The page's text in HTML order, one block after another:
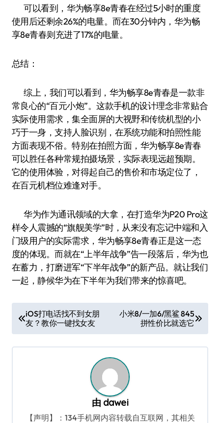
可以看到，华为畅享8e青春在经过5小时的重度
使用后还剩余26%的电量。而在30分钟内，华为畅
享8e青春则充进了17%的电量。
总结：
综上，我们可以看到，华为畅享8e青春是一款非
常良心的“百元小炮”。这款手机的设计理念非常贴合
实际使用需求，集全面屏的大视野和传统机型的小
巧于一身，支持人脸识别，在系统功能和拍照性能
方面表现不俗。特别在拍照方面，华为畅享8e青春
可以胜任各种常规拍摄场景，实际表现远超预期。
它的使用体验，对得起自己的售价和市场定位了，
在百元机档位难逢对手。
华为作为通讯领域的大拿，在打造华为P20 Pro这
样令人震撼的“旗舰美学”时，从来没有忘记中端和入
门级用户的实际需求，华为畅享8e青春正是这一态
度的体现。而就在“上半年战争”告一段落后，华为也
在蓄力，打磨进军“下半年战争”的新产品。就让我们
一起，静候华为在下半年为我们带来的惊喜吧。
章
导
iOS打电话找不到女朋
友？教你一键找女友
小米8/一加6/黑鲨 845
拼性价比就选它
由 dawei
【声明】：134手机网内容转载自互联网，其相关